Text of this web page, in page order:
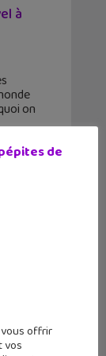
à
on
de
offrir
vos